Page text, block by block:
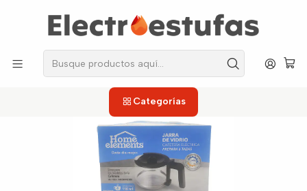
Categorías
los repuestos que necesitas, sin salir de casa!